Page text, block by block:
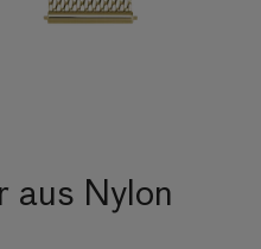
aus Nylon